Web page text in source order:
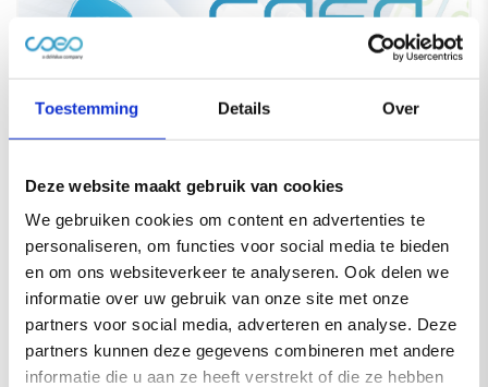
Toestemming Details Over
Deze website maakt gebruik van cookies
We gebruiken cookies om content en advertenties te
personaliseren, om functies voor social media te bieden
en om ons websiteverkeer te analyseren. Ook delen we
informatie over uw gebruik van onze site met onze
partners voor social media, adverteren en analyse. Deze
partners kunnen deze gegevens combineren met andere
informatie die u aan ze heeft verstrekt of die ze hebben
CIB wordt coeo Incasso op 10 januari
2022